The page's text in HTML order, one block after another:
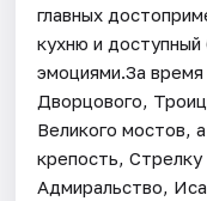
главных
кухню и
эмоциями.За
Дворцового,
Великого мостов,
крепость,
Адмиральство,